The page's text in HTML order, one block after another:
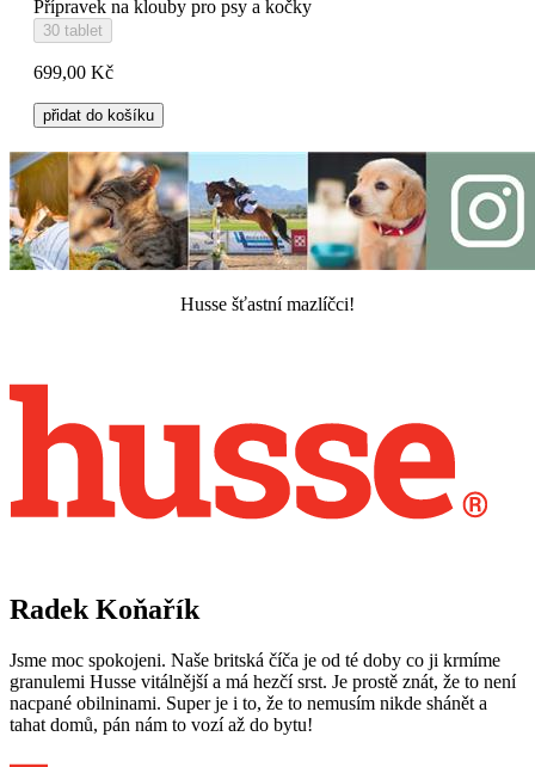
Přípravek na klouby pro psy a kočky
30 tablet
699,00 Kč
přidat do košíku
Husse šťastní mazlíčci!
Radek Koňařík
Jsme moc spokojeni. Naše britská číča je od té doby co ji krmíme
granulemi Husse vitálnější a má hezčí srst. Je prostě znát, že to není
nacpané obilninami. Super je i to, že to nemusím nikde shánět a
tahat domů, pán nám to vozí až do bytu!